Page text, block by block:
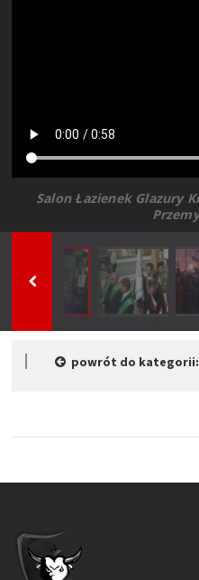
Salon Łazienek Glazury
powrót do